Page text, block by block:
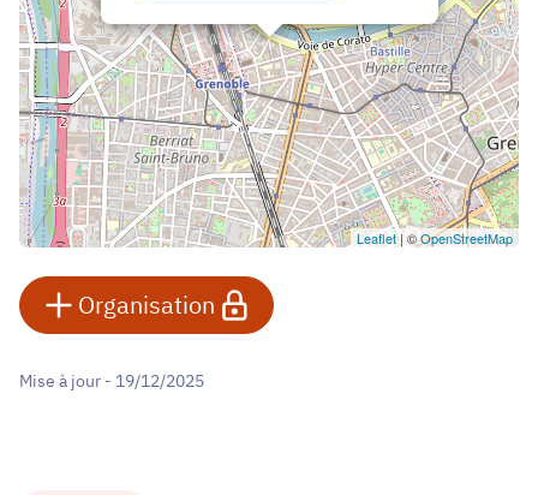
Leaflet| ©OpenStreetMap
Organisation
Mise à jour - 19/12/2025